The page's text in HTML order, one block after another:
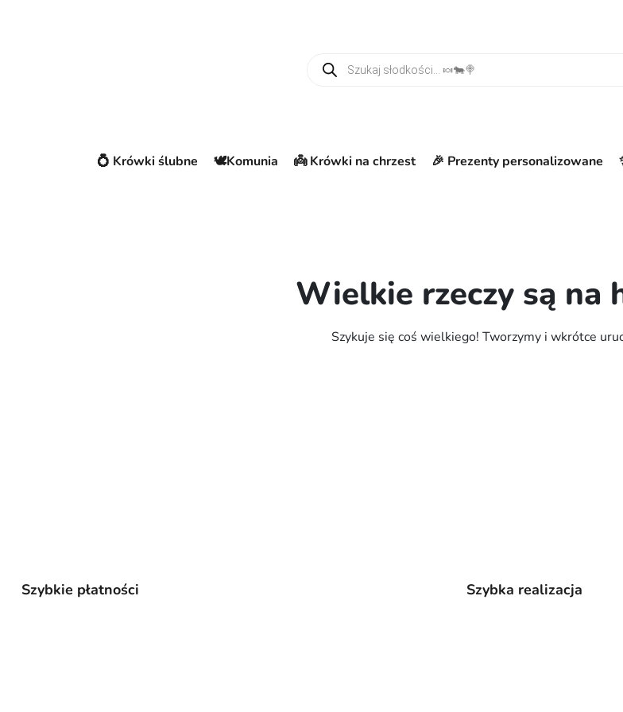
💍 Krówki ślubne 🕊️Komunia 👼 Krówki na chrzest 🎉 Prezenty personalizowane
Wielkie rzeczy są na
Szykuje się coś wielkiego! Tworzymy i wkrótce
Szybkie płatności Szybka realizacja